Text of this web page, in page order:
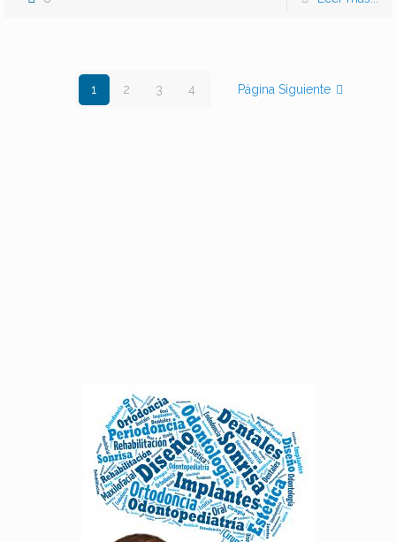
1 2 3 4 Página Siguiente